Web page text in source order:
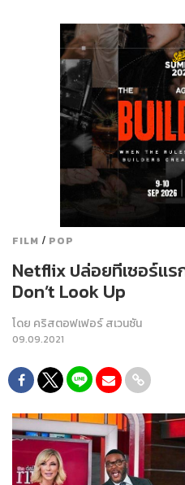
FILM / POP
Netflix ปล่อยทีเซอร์แ
Don’t Look Up
โดย คริสตอฟเฟอร์ สเวนซัน
09.09.2021